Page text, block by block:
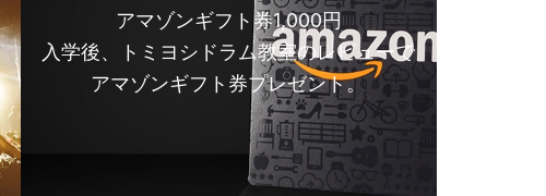
アマゾンギフト券1,000円
入学後、トミヨシドラム教室のレビューで
アマゾンギフト券プレゼント。